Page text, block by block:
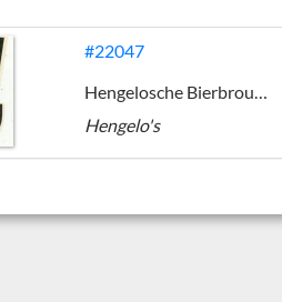
#22047
Hengelosche Bierbrouwerij (1919-1988)
Hengelo's